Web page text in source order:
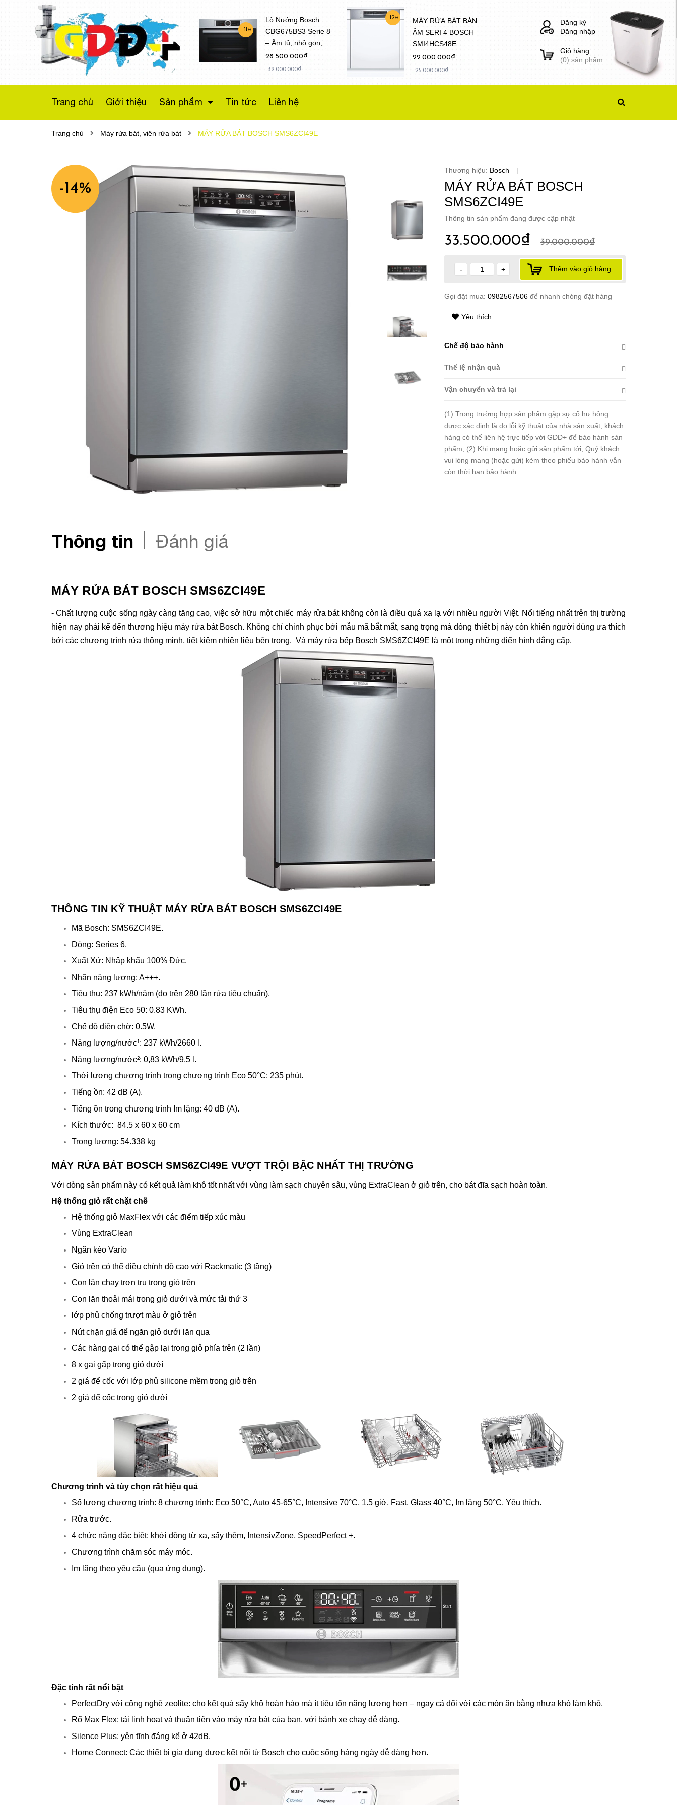
Máy sấy bơm nhiệt
Bosch WTX87M20
Series 8
Liên hệ
11%
Lò Nướng Bosch
CBG675BS3 Serie 8
– Âm tủ, nhỏ gọn,
Dung tích 47 Lít
28.500.000₫
32.000.000₫
12%
MÁY RỬA BÁT BÁN
ÂM SERI 4 BOSCH
SMI4HCS48E
(Model 2021)
22.000.000₫
25.000.000₫
Đăng ký
Đăng nhập
Giỏ hàng
(0) sản phẩm
Trang chủ Giới thiệu Sản phẩm Tin tức Liên hệ
Trang chủ Máy rửa bát, viên rửa bát MÁY RỬA BÁT BOSCH SMS6ZCI49E
-14%
Thương hiệu: Bosch |
MÁY RỬA BÁT BOSCH
SMS6ZCI49E
Thông tin sản phẩm đang được cập nhật
33.500.000₫ 39.000.000₫
- + Thêm vào giỏ hàng
Gọi đặt mua: 0982567506 để nhanh chóng đặt hàng
Yêu thích
Chế độ bảo hành
Thể lệ nhận quà
Vận chuyển và trả lại
(1) Trong trường hợp sản phẩm gặp sự cố hư hỏng
được xác định là do lỗi kỹ thuật của nhà sản xuất, khách
hàng có thể liên hệ trực tiếp với GDĐ+ để bảo hành sản
phẩm; (2) Khi mang hoặc gửi sản phẩm tới, Quý khách
vui lòng mang (hoặc gửi) kèm theo phiếu bảo hành vẫn
còn thời hạn bảo hành.
Thông tin Đánh giá
MÁY RỬA BÁT BOSCH SMS6ZCI49E
- Chất lượng cuộc sống ngày càng tăng cao, việc sở hữu một chiếc máy rửa bát không còn là điều quá xa lạ với nhiều người Việt. Nổi tiếng nhất trên thị trường
hiện nay phải kể đến thương hiệu máy rửa bát Bosch. Không chỉ chinh phục bởi mẫu mã bắt mắt, sang trọng mà dòng thiết bị này còn khiến người dùng ưa thích
bởi các chương trình rửa thông minh, tiết kiệm nhiên liệu bên trong. Và máy rửa bếp Bosch SMS6ZCI49E là một trong những điển hình đẳng cấp.
THÔNG TIN KỸ THUẬT MÁY RỬA BÁT BOSCH SMS6ZCI49E
Mã Bosch: SMS6ZCI49E.
Dòng: Series 6.
Xuất Xứ: Nhập khẩu 100% Đức.
Nhãn năng lượng: A+++.
Tiêu thụ: 237 kWh/năm (đo trên 280 lần rửa tiêu chuẩn).
Tiêu thụ điện Eco 50: 0.83 KWh.
Chế độ điện chờ: 0.5W.
Năng lượng/nước¹: 237 kWh/2660 l.
Năng lượng/nước²: 0,83 kWh/9,5 l.
Thời lượng chương trình trong chương trình Eco 50°C: 235 phút.
Tiếng ồn: 42 dB (A).
Tiếng ồn trong chương trình Im lặng: 40 dB (A).
Kích thước: 84.5 x 60 x 60 cm
Trọng lượng: 54.338 kg
MÁY RỬA BÁT BOSCH SMS6ZCI49E VƯỢT TRỘI BẬC NHẤT THỊ TRƯỜNG
Với dòng sản phẩm này có kết quả làm khô tốt nhất với vùng làm sạch chuyên sâu, vùng ExtraClean ở giỏ trên, cho bát đĩa sạch hoàn toàn.
Hệ thống giỏ rất chặt chẽ
Hệ thống giỏ MaxFlex với các điểm tiếp xúc màu
Vùng ExtraClean
Ngăn kéo Vario
Giỏ trên có thể điều chỉnh độ cao với Rackmatic (3 tầng)
Con lăn chạy trơn tru trong giỏ trên
Con lăn thoải mái trong giỏ dưới và mức tải thứ 3
lớp phủ chống trượt màu ở giỏ trên
Nút chặn giá để ngăn giỏ dưới lăn qua
Các hàng gai có thể gập lại trong giỏ phía trên (2 lần)
8 x gai gấp trong giỏ dưới
2 giá để cốc với lớp phủ silicone mềm trong giỏ trên
2 giá để cốc trong giỏ dưới
Chương trình và tùy chọn rất hiệu quả
Số lượng chương trình: 8 chương trình: Eco 50°C, Auto 45-65°C, Intensive 70°C, 1.5 giờ, Fast, Glass 40°C, Im lặng 50°C, Yêu thích.
Rửa trước.
4 chức năng đặc biệt: khởi động từ xa, sấy thêm, IntensivZone, SpeedPerfect +.
Chương trình chăm sóc máy móc.
Im lặng theo yêu cầu (qua ứng dụng).
Đặc tính rất nổi bật
PerfectDry với công nghệ zeolite: cho kết quả sấy khô hoàn hảo mà ít tiêu tốn năng lượng hơn – ngay cả đối với các món ăn bằng nhựa khó làm khô.
Rổ Max Flex: tải linh hoạt và thuận tiện vào máy rửa bát của bạn, với bánh xe chạy dễ dàng.
Silence Plus: yên tĩnh đáng kể ở 42dB.
Home Connect: Các thiết bị gia dụng được kết nối từ Bosch cho cuộc sống hàng ngày dễ dàng hơn.